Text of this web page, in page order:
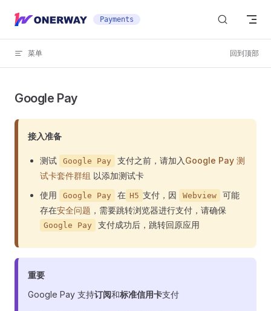
Skip to content Payments
菜单 回到顶部
Google Pay
接入准备
测试 Google Pay 支付之前，请加入 Google Pay 测
试卡套件群组 以添加测试卡
使用
Google Pay 在 H5 支付，因 Webview
可能
存在安全问题 ，需要跳转浏览器进行支付，请确保
Google Pay 支付成功后，跳转回原应用
重要
Google Pay 支持订阅和标准信用卡支付